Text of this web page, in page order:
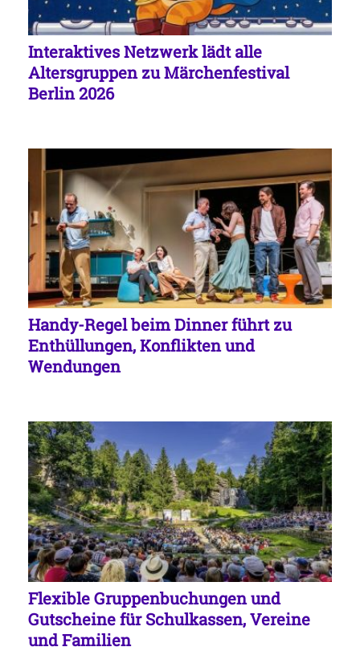
Interaktives Netzwerk lädt alle
Altersgruppen zu Märchenfestival
Berlin 2026
Handy-Regel beim Dinner führt zu
Enthüllungen, Konflikten und
Wendungen
Flexible Gruppenbuchungen und
Gutscheine für Schulkassen, Vereine
und Familien